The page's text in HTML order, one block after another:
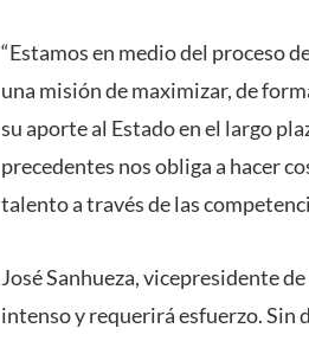
“Estamos en medio del proceso
una misión de maximizar, de
su aporte al Estado en el largo
precedentes nos obliga a hacer
talento a través de las
José Sanhueza, vicepresidente
intenso y requerirá esfuerzo. Sin